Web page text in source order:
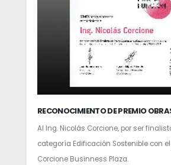
RECONOCIMIENTO DE PREMIO
Al Ing. Nicolás Corcione, por ser
categoría Edificación Sostenible con
Corcione Businness Plaza.